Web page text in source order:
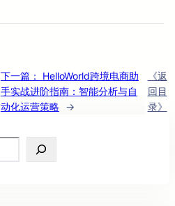
下一篇：
HelloWorld跨境电商助
手实战进阶指南：智能分析与自
动化运营策略 →
《返
回目
录》